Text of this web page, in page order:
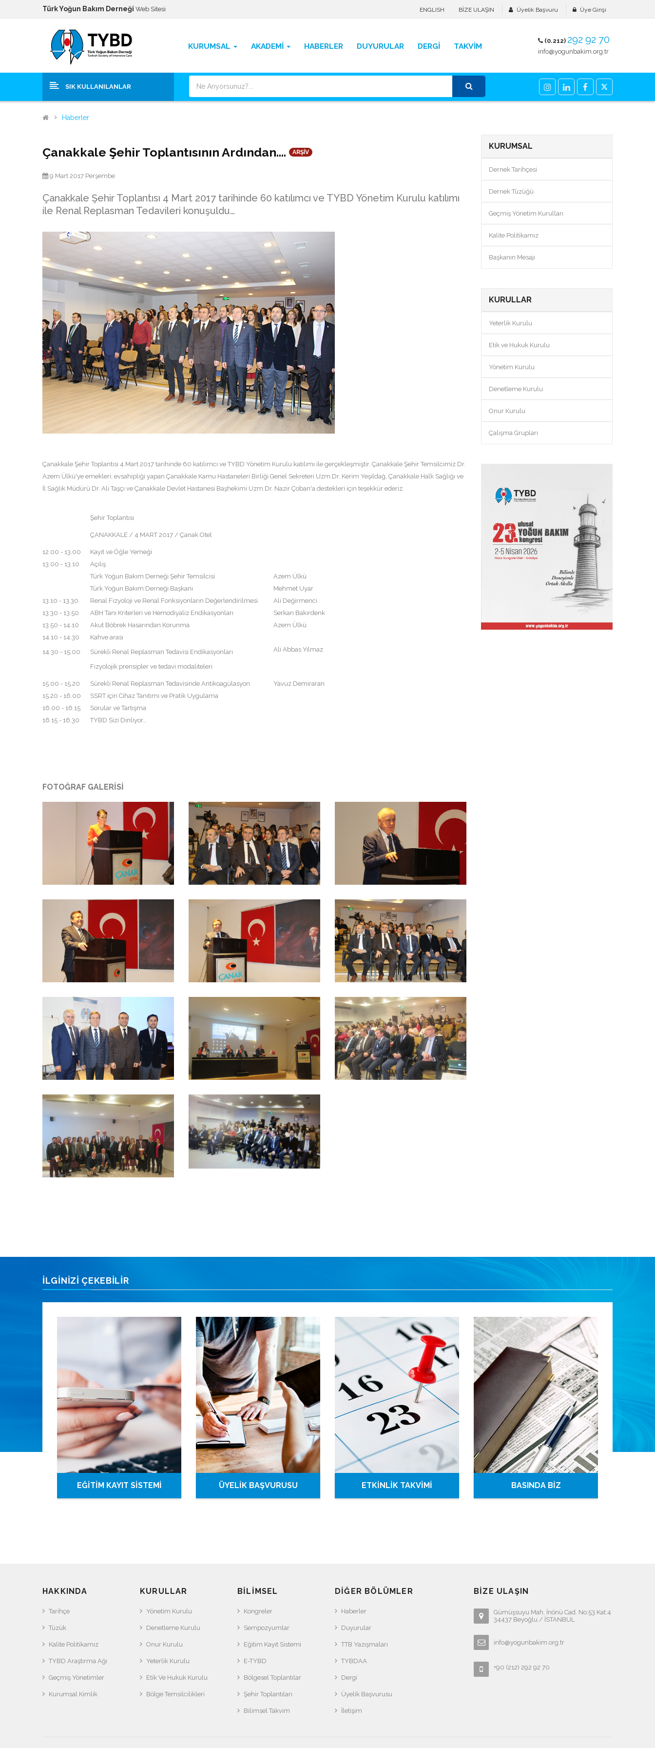
Türk Yoğun Bakım Derneği Web Sitesi ENGLISH BİZE ULAŞIN Üyelik Başvuru Üye Girişi
KURUMSAL AKADEMİ HABERLER DUYURULAR DERGİ TAKVİM
(0.212) 292 92 70
info@yogunbakim.org.tr
SIK KULLANILANLAR
Haberler
Çanakkale Şehir Toplantısının Ardından…. ARŞİV
9 Mart 2017 Perşembe
Çanakkale Şehir Toplantısı 4 Mart 2017 tarihinde 60 katılımcı ve TYBD Yönetim Kurulu katılımı
ile Renal Replasman Tedavileri konuşuldu…
Çanakkale Şehir Toplantısı 4 Mart 2017 tarihinde 60 katılımcı ve TYBD Yönetim Kurulu katılımı ile gerçekleşmiştir. Çanakkale Şehir Temsilcimiz Dr.
Azem Ülkü'ye emekleri; evsahipliği yapan Çanakkale Kamu Hastaneleri Birliği Genel Sekreteri Uzm.Dr. Kerim Yeşildağ, Çanakkale Halk Sağlığı ve
İl Sağlık Müdürü Dr. Ali Taşçı ve Çanakkale Devlet Hastanesi Başhekimi Uzm.Dr. Nazir Çoban'a destekleri için teşekkür ederiz.
Şehir Toplantısı
ÇANAKKALE / 4 MART 2017 / Çanak Otel
12.00 - 13.00
Kayıt ve Öğle Yemeği
13.00 - 13.10
Açılış
Türk Yoğun Bakım Derneği Şehir Temsilcisi
Azem Ülkü
Türk Yoğun Bakım Derneği Başkanı
Mehmet Uyar
13.10 - 13.30
Renal Fizyoloji ve Renal Fonksiyonların Değerlendirilmesi
Ali Değirmenci
13.30 - 13.50
ABH Tanı Kriterleri ve Hemodiyaliz Endikasyonları
Serkan Bakırdenk
13.50 - 14.10
Akut Böbrek Hasarından Korunma
Azem Ülkü
14.10 - 14.30
Kahve arası
14.30 - 15.00
Sürekli Renal Replasman Tedavisi Endikasyonları Ali Abbas Yılmaz
Fizyolojik prensipler ve tedavi modaliteleri
15.00 - 15.20 Sürekli Renal Replasman Tedavisinde Antikoagülasyon
Yavuz Demiraran
15.20 - 16.00
SSRT için Cihaz Tanıtımı ve Pratik Uygulama
16.00 - 16.15
Sorular ve Tartışma
16.15 - 16.30
TYBD Sizi Dinliyor…
FOTOĞRAF GALERISI
KURUMSAL
Dernek Tarihçesi
Dernek Tüzüğü
Geçmiş Yönetim Kurulları
Kalite Politikamız
Başkanın Mesajı
KURULLAR
Yeterlik Kurulu
Etik ve Hukuk Kurulu
Yönetim Kurulu
Denetleme Kurulu
Onur Kurulu
Çalışma Grupları
İLGİNİZİ ÇEKEBİLİR
EĞİTİM KAYIT SİSTEMİ ÜYELİK BAŞVURUSU ETKİNLİK TAKVİMİ BASINDA BİZ
HAKKINDA
Tarihçe
Tüzük
Kalite Politikamız
TYBD Araştırma Ağı
Geçmiş Yönetimler
Kurumsal Kimlik
KURULLAR
Yönetim Kurulu
Denetleme Kurulu
Onur Kurulu
Yeterlik Kurulu
Etik Ve Hukuk Kurulu
Bölge Temsilcilikleri
BILIMSEL
Kongreler
Sempozyumlar
Eğitim Kayıt Sistemi
E-TYBD
Bölgesel Toplantılar
Şehir Toplantıları
Bilimsel Takvim
DIĞER BÖLÜMLER
Haberler
Duyurular
TTB Yazışmaları
TYBDAA
Dergi
Üyelik Başvurusu
İletişim
BIZE ULAŞIN
Gümüşsuyu Mah. İnönü Cad. No:53 Kat:4
34437 Beyoğlu / İSTANBUL
info@yogunbakim.org.tr
+90 (212) 292 92 70